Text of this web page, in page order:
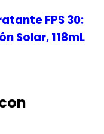
FPS 30:
Solar, 118mL